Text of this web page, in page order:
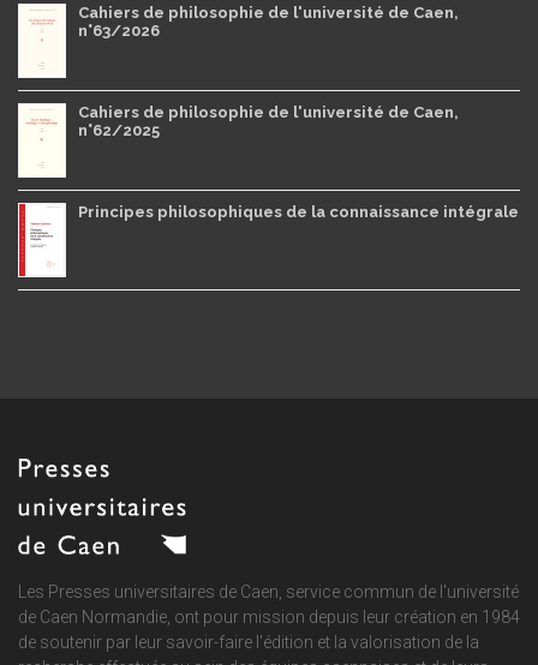
Cahiers de philosophie de l'université de Caen,
n°63/2026
Cahiers de philosophie de l'université de Caen,
n°62/2025
Principes philosophiques de la connaissance intégrale
Les Presses universitaires de Caen, service commun de l'université
de Caen Normandie , ont pour mission depuis leur création en 1984
de soutenir par leur savoir-faire l'édition et la valorisation de la